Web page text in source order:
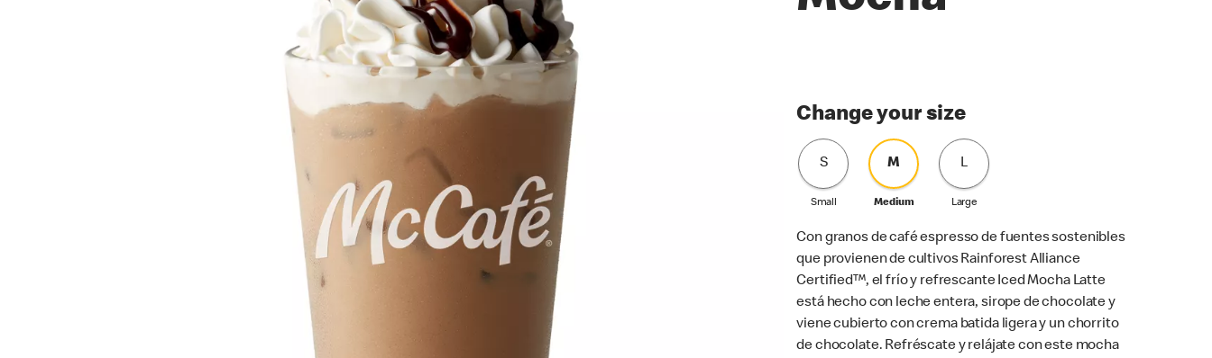
Change your size
S
Small
M
Medium
L
Large
Con granos de café espresso de fuentes sostenibles
que provienen de cultivos Rainforest Alliance
Certified™, el frío y refrescante Iced Mocha Latte
está hecho con leche entera, sirope de chocolate y
viene cubierto con crema batida ligera y un chorrito
de chocolate. Refréscate y relájate con este mocha